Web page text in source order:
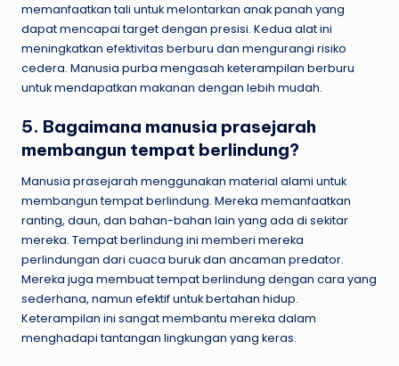
memanfaatkan tali untuk melontarkan anak panah yang
dapat mencapai target dengan presisi. Kedua alat ini
meningkatkan efektivitas berburu dan mengurangi risiko
cedera. Manusia purba mengasah keterampilan berburu
untuk mendapatkan makanan dengan lebih mudah.
5. Bagaimana manusia prasejarah
membangun tempat berlindung?
Manusia prasejarah menggunakan material alami untuk
membangun tempat berlindung. Mereka memanfaatkan
ranting, daun, dan bahan-bahan lain yang ada di sekitar
mereka. Tempat berlindung ini memberi mereka
perlindungan dari cuaca buruk dan ancaman predator.
Mereka juga membuat tempat berlindung dengan cara yang
sederhana, namun efektif untuk bertahan hidup.
Keterampilan ini sangat membantu mereka dalam
menghadapi tantangan lingkungan yang keras.